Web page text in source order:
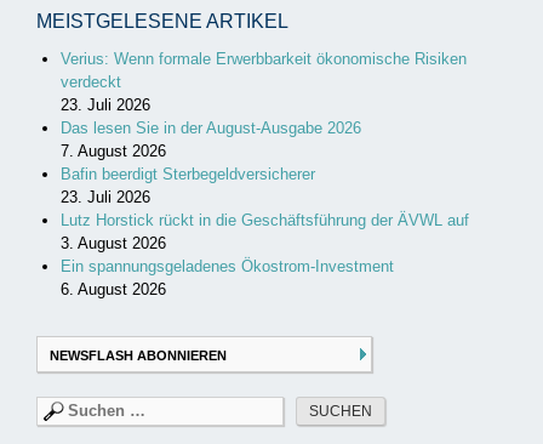
MEISTGELESENE ARTIKEL
Verius: Wenn formale Erwerbbarkeit ökonomische Risiken
verdeckt
23. Juli 2026
Das lesen Sie in der August-Ausgabe 2026
7. August 2026
Bafin beerdigt Sterbegeldversicherer
23. Juli 2026
Lutz Horstick rückt in die Geschäftsführung der ÄVWL auf
3. August 2026
Ein spannungsgeladenes Ökostrom-Investment
6. August 2026
NEWSFLASH ABONNIEREN
Suchen
nach: